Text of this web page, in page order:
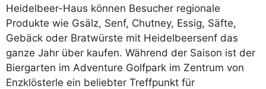
Heidelbeer-Haus können Besucher regionale
Produkte wie Gsälz, Senf, Chutney, Essig, Säfte,
Gebäck oder Bratwürste mit Heidelbeersenf das
ganze Jahr über kaufen. Während der Saison ist der
Biergarten im Adventure Golfpark im Zentrum von
Enzklösterle ein beliebter Treffpunkt für